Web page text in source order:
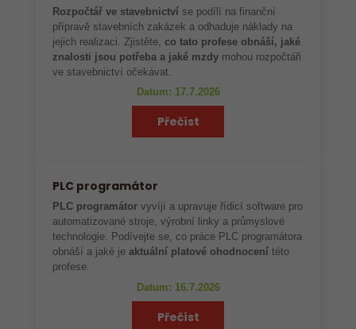
Rozpočtář ve stavebnictví se podílí na finanční
přípravě stavebních zakázek a odhaduje náklady na
jejich realizaci. Zjistěte,co tato profese obnáší, jaké
znalosti jsou potřeba a jaké mzdy mohou rozpočtáři
ve stavebnictví očekávat.
Datum: 17.7.2026
Přečíst
PLC programátor
PLC programátor vyvíjí a upravuje řídicí software pro
automatizované stroje, výrobní linky a průmyslové
technologie. Podívejte se, co práce PLC programátora
obnáší a jaké je aktuální platové ohodnocení této
profese.
Datum: 16.7.2026
Přečíst